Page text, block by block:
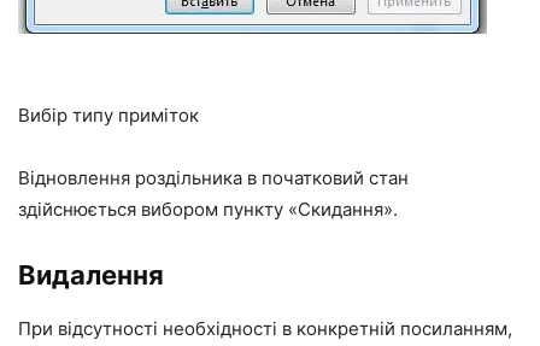
Вибір типу приміток
Відновлення роздільника в початковий стан
здійснюється вибором пункту «Скидання».
Видалення
При відсутності необхідності в конкретній посиланням,